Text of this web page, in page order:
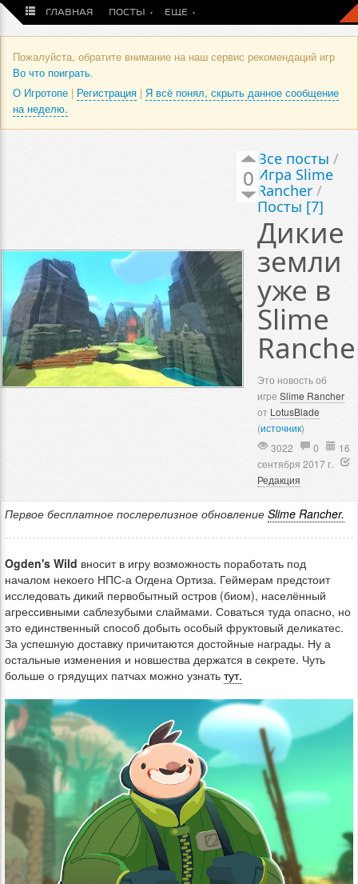
ГЛАВНАЯ ПОСТЫ ЕЩЕ
Пожалуйста, обратите внимание на наш сервис рекомендаций игр
Во что поиграть.
О Игротопе | Регистрация | Я всё понял, скрыть данное сообщение
на неделю.
0
Все посты /
Игра Slime
Rancher/
Посты [7]
Дикие
земли
уже в
Slime
Это новость об
игре Slime Rancher
от LotusBlade
(источник)
3022
0
16
сентября 2017 г.
Редакция
Первое бесплатное послерелизное обновление Slime Rancher.
Ogden's Wild вносит в игру возможность поработать под
началом некоего НПС-а Огдена Ортиза. Геймерам предстоит
исследовать дикий первобытный остров (биом), населённый
агрессивными саблезубыми слаймами. Соваться туда опасно, но
это единственный способ добыть особый фруктовый деликатес.
За успешную доставку причитаются достойные награды. Ну а
остальные изменения и новшества держатся в секрете. Чуть
больше о грядущих патчах можно узнать тут.